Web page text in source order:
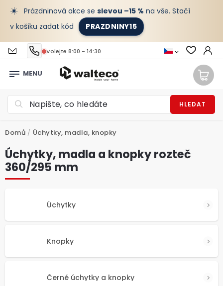
☀️ Prázdninová akce se slevou –15 % na vše. Stačí
v košíku zadat kód
PRAZDNINY15
Volejte 8:00 - 14:30
HLEDAT
Domů / Úchytky, madla, knopky
Úchytky, madla a knopky rozteč
360/295 mm
Úchytky
Knopky
Černé úchytky a knopky